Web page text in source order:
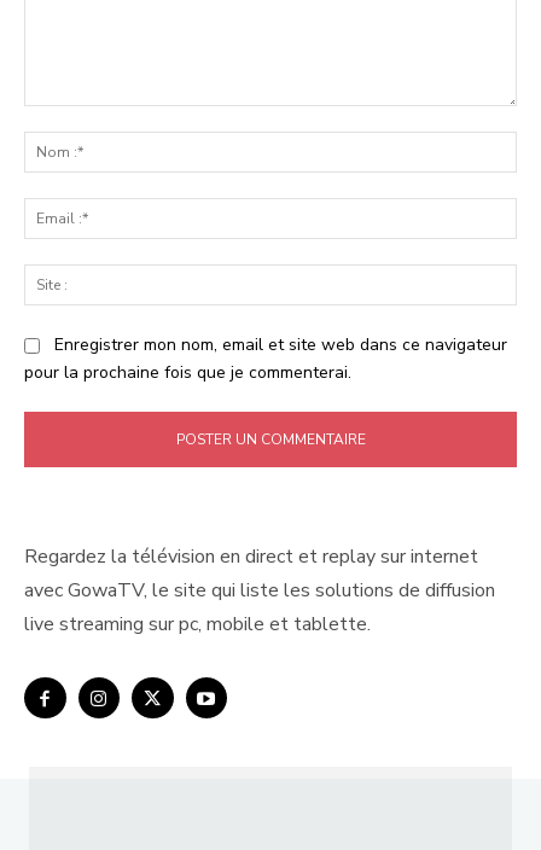
:*
:*
:
Enregistrer mon nom, email et site web dans ce navigateur
pour la prochaine fois que je commenterai.
Regardez la télévision en direct et replay sur internet
avec GowaTV, le site qui liste les solutions de diffusion
live streaming sur pc, mobile et tablette.